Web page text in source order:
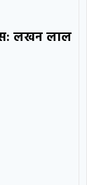
लखन लाल